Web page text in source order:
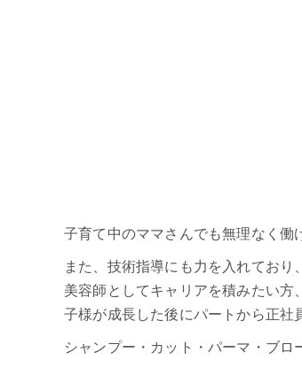
子育て中のママさんでも無理なく働
また、技術指導にも力を入れており
美容師としてキャリアを積みたい
子様が成長した後にパートから正社
シャンプー・カット・パーマ・ブロ